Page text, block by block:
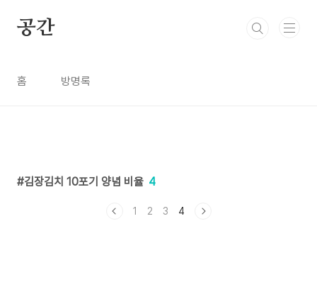
공간
홈 방명록
김장김치 10포기 양념 비율 4
1 2 3 4